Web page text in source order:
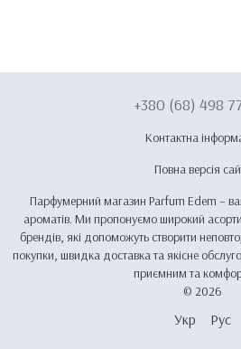
+380 (68) 498
Контактна
Повна версія
Парфумерний магазин Parfum Edem –
ароматів. Ми пропонуємо широкий
брендів, які допоможуть створити
покупки, швидка доставка та якісне
приємним та
© 2026
Укр Рус